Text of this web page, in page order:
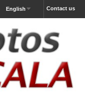
Contact us
English